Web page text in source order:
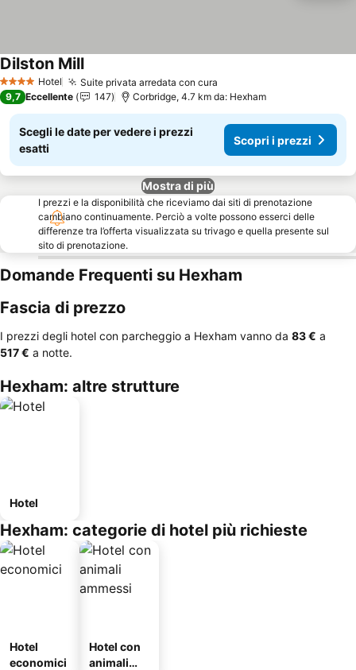
4 Stelle Hotel Suite privata arredata con cura
Dilston Mill
9,7 Eccellente 147 Corbridge, 4.7 km da: Hexham
Scegli le date per vedere i prezzi
esatti
Scopri i prezzi
Mostra di più
I prezzi e la disponibilità che riceviamo dai siti di prenotazione
cambiano continuamente. Perciò a volte possono esserci delle
differenze tra l’offerta visualizzata su trivago e quella presente sul
sito di prenotazione.
Domande Frequenti su Hexham
Fascia di prezzo
I prezzi degli hotel con parcheggio a Hexham vanno da ‎83 € a
‎517 € a notte.
Hexham: altre strutture
Hotel
Hexham: categorie di hotel più richieste
Hotel
economici
Hotel con
animali